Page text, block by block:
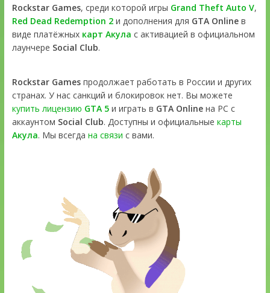
Rockstar Games, среди которой игры Grand Theft Auto V,
Red Dead Redemption 2и дополнения для GTA Onlineв
виде платёжных карт Акула с активацией в официальном
лаунчере Social Club.
Rockstar Gamesпродолжает работать в России и других
странах. У нас санкций и блокировок нет. Вы можете
купить лицензию GTA 5и играть в GTA Onlineна PC с
аккаунтом Social Club. Доступны и официальные карты
Акула. Мы всегда на связи с вами.